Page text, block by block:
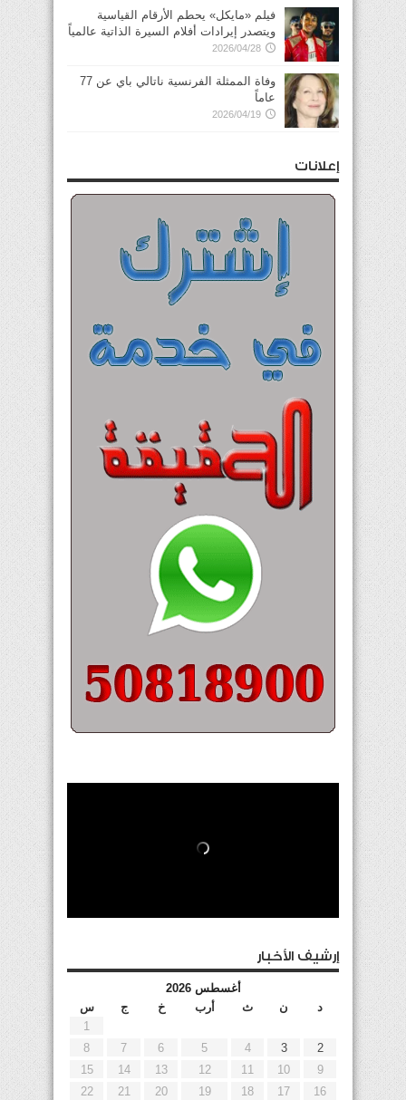
فيلم «مايكل» يحطم الأرقام القياسية
ويتصدر إيرادات أفلام السيرة الذاتية عالمياً
2026/04/28
وفاة الممثلة الفرنسية ناتالي باي عن 77
عاماً
2026/04/19
إعلانات
إرشيف الأخبار
أغسطس 2026
د
ن ث أرب خ ج
س
1
2
3
4
5
6
7
8
9
10
11
12
13
14
15
16
17
18
19
20
21
22